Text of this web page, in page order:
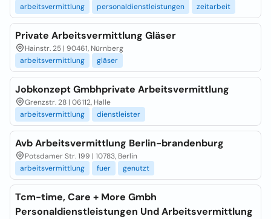
arbeitsvermittlung
personaldienstleistungen zeitarbeit
Private Arbeitsvermittlung Gläser
Hainstr. 25 | 90461, Nürnberg
arbeitsvermittlung
gläser
Jobkonzept Gmbhprivate Arbeitsvermittlung
Grenzstr. 28 | 06112, Halle
arbeitsvermittlung
dienstleister
Avb Arbeitsvermittlung Berlin-brandenburg
Potsdamer Str. 199 | 10783, Berlin
arbeitsvermittlung
fuer genutzt
Tcm-time, Care + More Gmbh
Personaldienstleistungen Und Arbeitsvermittlung